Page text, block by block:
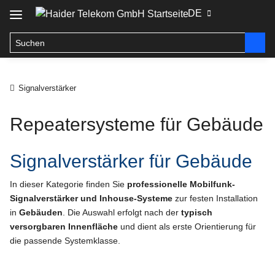
DE
Signalverstärker
Repeatersysteme für Gebäude
Signalverstärker für Gebäude
In dieser Kategorie finden Sie professionelle Mobilfunk-
Signalverstärker und Inhouse-Systeme zur festen Installation
in Gebäuden. Die Auswahl erfolgt nach der typisch
versorgbaren Innenfläche und dient als erste Orientierung für
die passende Systemklasse.